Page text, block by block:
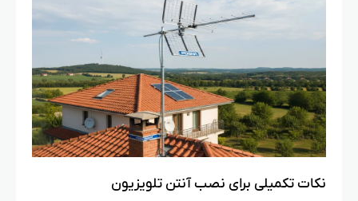
نکات تکمیلی برای نصب آنتن تلویزیون